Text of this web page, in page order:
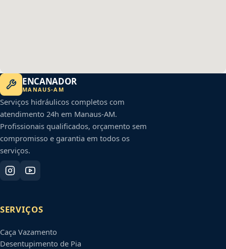
ENCANADOR
MANAUS-AM
Serviços hidráulicos completos com
atendimento 24h em Manaus-AM.
Profissionais qualificados, orçamento sem
compromisso e garantia em todos os
serviços.
SERVIÇOS
Caça Vazamento
Desentupimento de Pia